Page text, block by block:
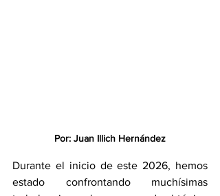
Por: Juan Illich Hernández
Durante el inicio de este 2026, hemos
estado confrontando muchísimas